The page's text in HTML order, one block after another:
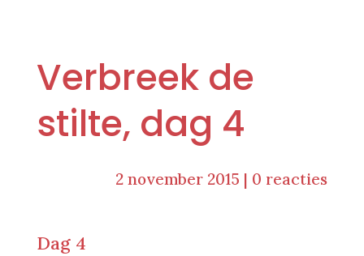
Verbreek de
stilte, dag 4
2 november 2015 | 0 reacties
Dag 4